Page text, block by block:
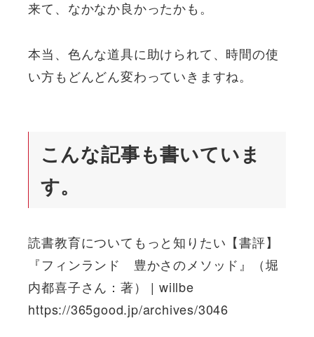
来て、なかなか良かったかも。
本当、色んな道具に助けられて、時間の使
い方もどんどん変わっていきますね。
こんな記事も書いていま
す。
読書教育についてもっと知りたい【書評】
『フィンランド 豊かさのメソッド』（堀
内都喜子さん：著） | willbe
https://365good.jp/archives/3046